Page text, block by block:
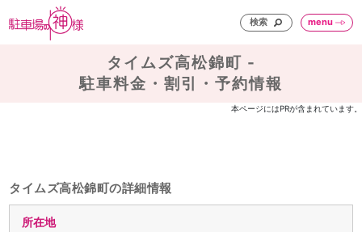
検索 menu
タイムズ高松錦町 -
駐車料金・割引・予約情報
本ページにはPRが含まれています。
タイムズ高松錦町の詳細情報
所在地